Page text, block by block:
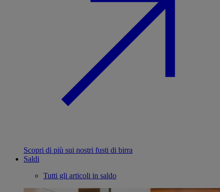
Scopri di più sui nostri fusti di birra
Saldi
Tutti gli articoli in saldo